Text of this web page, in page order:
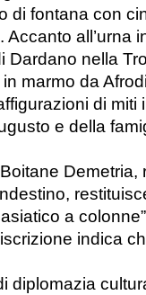
di fontana con
all’urna
Dardano nella
marmo da
di miti
e della
Demetria,
a
indica
diplomazia